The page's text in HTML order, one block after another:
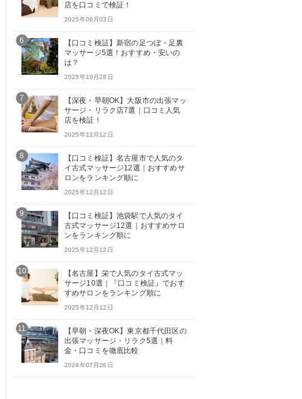
店を口コミで検証！
2025年06月03日
6
【口コミ検証】新宿の足つぼ・足裏
マッサージ5選！おすすめ・安いの
は？
2025年10月28日
7
【深夜・早朝OK】大阪市の出張マッ
サージ・リラク店7選｜口コミ人気
店を検証！
2025年12月12日
8
【口コミ検証】名古屋市で人気のタ
イ古式マッサージ12選｜おすすめサ
ロンをランキング順に
2025年12月12日
9
【口コミ検証】池袋駅で人気のタイ
古式マッサージ12選｜おすすめサロ
ンをランキング順に
2025年12月12日
10
【名古屋】栄で人気のタイ古式マッ
サージ10選｜『口コミ検証』でおす
すめサロンをランキング順に
2025年12月12日
11
【早朝・深夜OK】東京都千代田区の
出張マッサージ・リラク5選｜料
金・口コミを徹底比較
2024年07月26日